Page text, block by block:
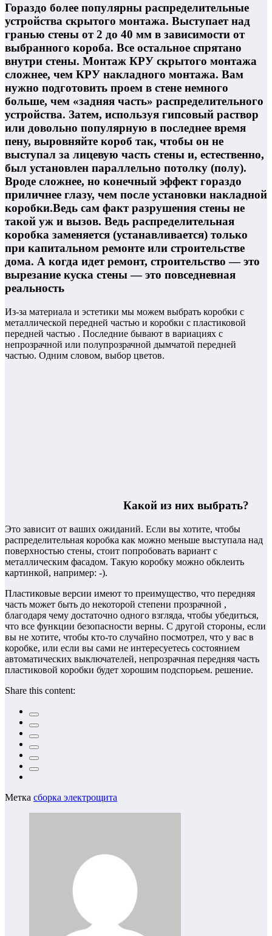
Гораздо более популярны распределительные
устройства скрытого монтажа. Выступает над
гранью стены от 2 до 40 мм в зависимости от
выбранного короба. Все остальное спрятано
внутри стены. Монтаж КРУ скрытого монтажа
сложнее, чем КРУ накладного монтажа. Вам
нужно подготовить проем в стене немного
больше, чем «задняя часть» распределительного
устройства. Затем, используя гипсовый раствор
или довольно популярную в последнее время
пену, выровняйте короб так, чтобы он не
выступал за лицевую часть стены и, естественно,
был установлен параллельно потолку (полу).
Вроде сложнее, но конечный эффект гораздо
приличнее глазу, чем после установки накладной
коробки.Ведь сам факт разрушения стены не
такой уж и вызов. Ведь распределительная
коробка заменяется (устанавливается) только
при капитальном ремонте или строительстве
дома. А когда идет ремонт, строительство — это
вырезание куска стены — это повседневная
реальность
Из-за материала и эстетики мы можем выбрать коробки с
металлической передней частью и коробки с пластиковой
передней частью . Последние бывают в вариациях с
непрозрачной или полупрозрачной дымчатой ​​передней
частью. Одним словом, выбор цветов.
Какой из них выбрать?
Это зависит от ваших ожиданий. Если вы хотите, чтобы
распределительная коробка как можно меньше выступала над
поверхностью стены, стоит попробовать вариант с
металлическим фасадом. Такую коробку можно обклеить
картинкой, например: -).
Пластиковые версии имеют то преимущество, что передняя
часть может быть до некоторой степени прозрачной ,
благодаря чему достаточно одного взгляда, чтобы убедиться,
что все функции безопасности верны. С другой стороны, если
вы не хотите, чтобы кто-то случайно посмотрел, что у вас в
коробке, или если вы сами не интересуетесь состоянием
автоматических выключателей, непрозрачная передняя часть
пластиковой коробки будет хорошим подспорьем. решение.
Share this content:
Метка сборка электрощита